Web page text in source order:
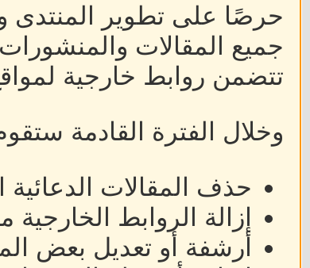
حرصًا على تطوير المنتدى
جميع المقالات
تتضمن روابط خارجية
وخلال الفترة القادمة
حذف المقالات
إزالة الروابط
أرشفة أو تعديل بعض